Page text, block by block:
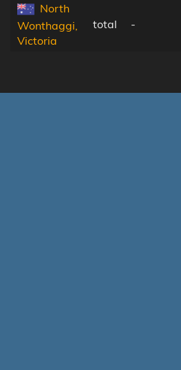
North
Wonthaggi,
Victoria
total -